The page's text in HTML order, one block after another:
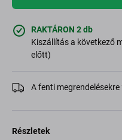
RAKTÁRON 2 db
Kiszállítás a következő
előtt)
A fenti
Részletek